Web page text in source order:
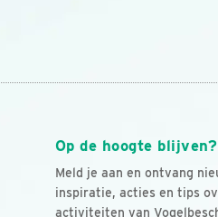
Op de hoogte blijven?
Meld je aan en ontvang
inspiratie, acties en tips
activiteiten van